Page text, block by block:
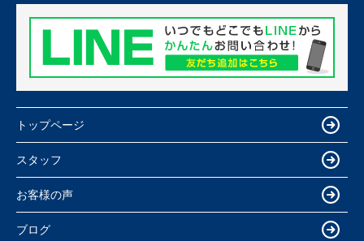
トップページ
スタッフ
お客様の声
ブログ